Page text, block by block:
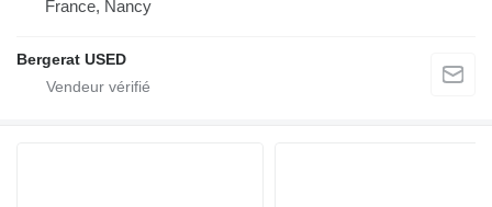
France, Nancy
Bergerat USED